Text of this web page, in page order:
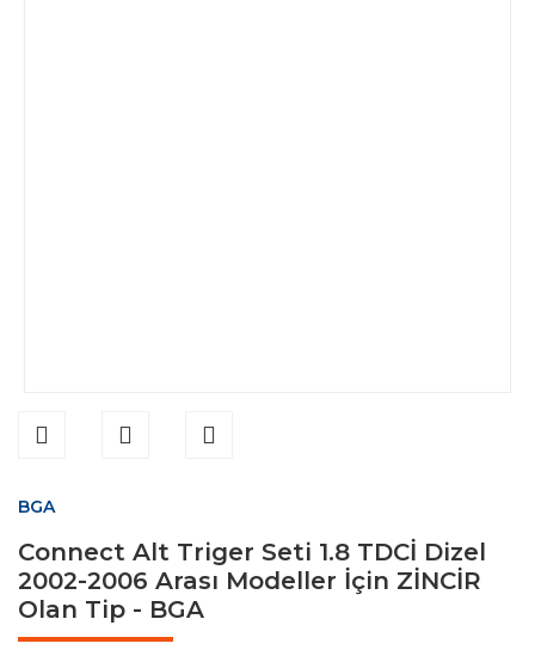
BGA
Connect Alt Triger Seti 1.8 TDCİ Dizel
2002-2006 Arası Modeller İçin ZİNCİR
Olan Tip - BGA